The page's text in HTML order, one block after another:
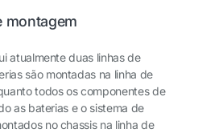
montagem
atualmente duas linhas de
são montadas na linha de
todos os componentes de
as baterias e o sistema de
no chassis na linha de